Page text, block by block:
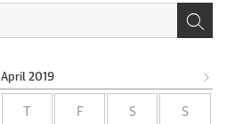
April 2019
F S S